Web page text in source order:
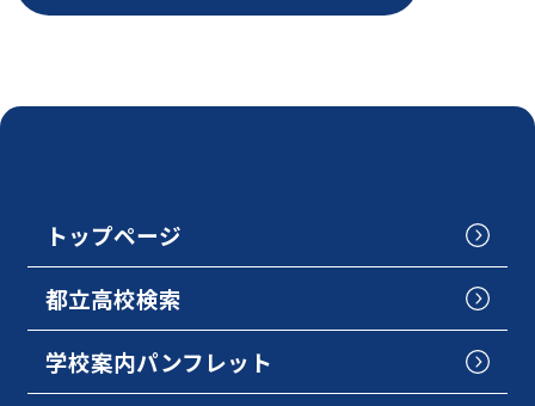
トップページ
都立高校検索
学校案内パンフレット